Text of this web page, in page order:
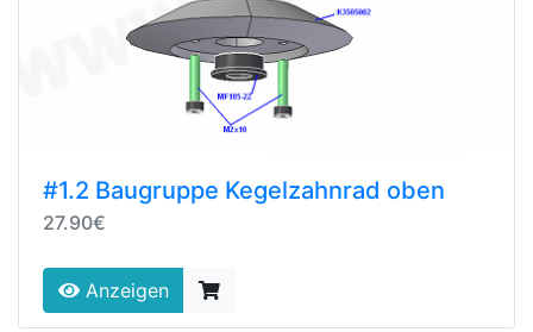
#1.2 Baugruppe Kegelzahnrad oben
27.90€
Anzeigen